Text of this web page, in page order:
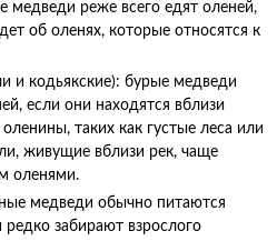
медведи реже всего едят оленей,
об оленях, которые относятся к
и кодьякские): бурые медведи
если они находятся вблизи
таких как густые леса или
живущие вблизи рек, чаще
оленями.
медведи обычно питаются
забирают взрослого